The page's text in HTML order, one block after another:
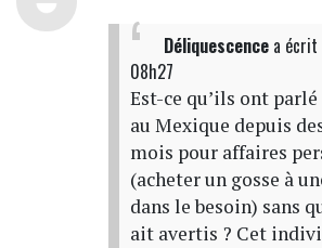
Déliquescencea écrit
08h27
Est-ce qu’ils ont
au Mexique depuis
mois pour affaires
(acheter un gosse à
dans le besoin) sans
ait avertis ? Cet